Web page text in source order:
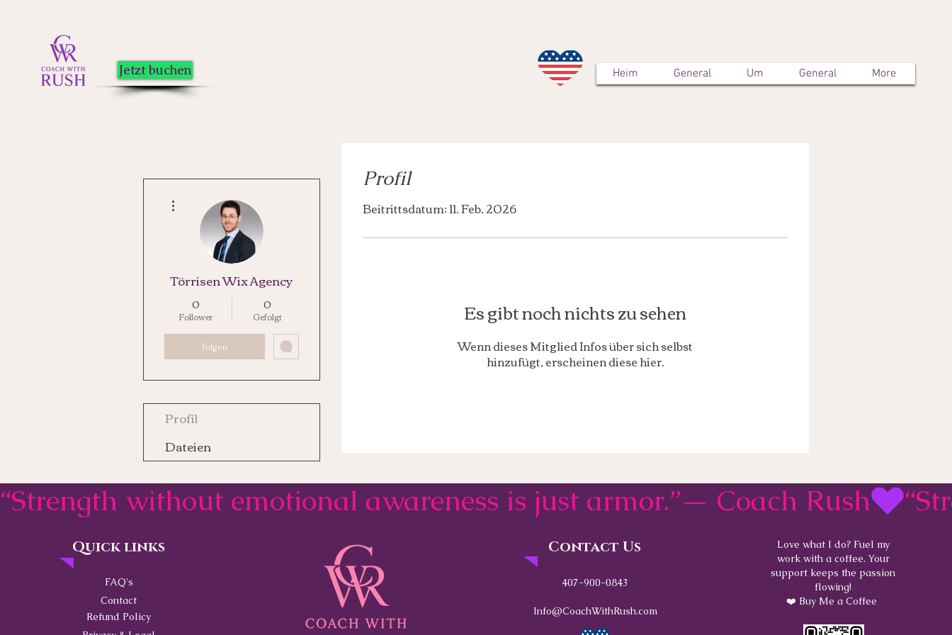
Jetzt buchen Heim General Um General More
Profil
Beitrittsdatum: 11. Feb. 2026
Es gibt noch nichts zu sehen
Wenn dieses Mitglied Infos über sich selbst
hinzufügt, erscheinen diese hier.
Törrisen Wix Agency
0
Follower
0
Gefolgt
Folgen
Profil
Dateien
ContactQuick links
FAQ's
Contact
Refund Policy
Contact Us
407-900-0843
Info@CoachWithRush.com
Love what I do? Fuel my
work with a coffee. Your
support keeps the passion
flowing!
❤️ Buy Me a Coffee
“Strength without emotional awareness is just armor.”— Coach Rush